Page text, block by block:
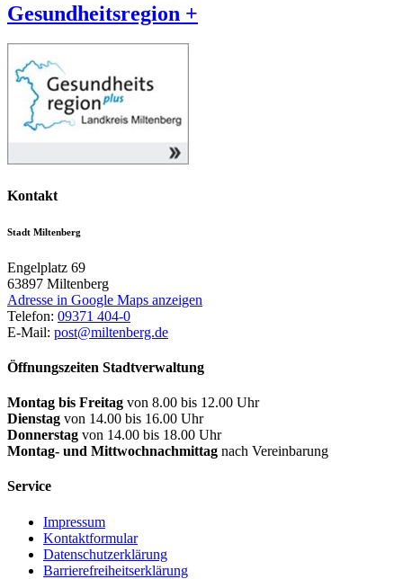
Gesundheitsregion +
Kontakt
Stadt Miltenberg
Engelplatz 69
63897 Miltenberg
Adresse in Google Maps anzeigen
Telefon: 09371 404-0
E-Mail: post@miltenberg.de
Öffnungszeiten Stadtverwaltung
Montag bis Freitag von 8.00 bis 12.00 Uhr
Dienstag von 14.00 bis 16.00 Uhr
Donnerstag von 14.00 bis 18.00 Uhr
Montag- und Mittwochnachmittag nach Vereinbarung
Service
Impressum
Kontaktformular
Datenschutzerklärung
Barrierefreiheitserklärung